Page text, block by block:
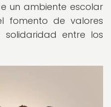
un ambiente escolar
fomento de valores
entre los